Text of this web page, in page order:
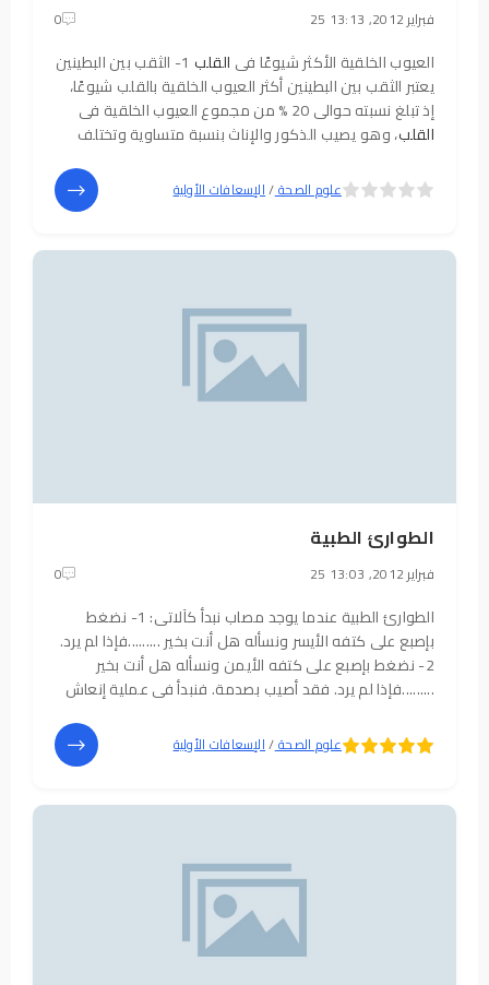
25 فبراير 2012, 13:13 0
العيوب الخلقية الأكثر شيوعًا فى القلب 1- الثقب بين البطينين
يعتبر الثقب بين البطينين أكثر العيوب الخلقية بالقلب شيوعًا،
إذ تبلغ نسبته حوالى 20 % من مجموع العيوب الخلقية فى
القلب، وهو يصيب الذكور والإناث بنسبة متساوية وتختلف
الصغير: لا تظهر علىعلوم الصحة/الإسعافات الأولية
الطوارئ الطبية
25 فبراير 2012, 13:03 0
الطوارئ الطبية عندما يوجد مصاب نبدأ كآلاتى: 1- نضغط
بإصبع على كتفه الأيسر ونسأله هل أنت بخير .........فإذا لم يرد.
2- نضغط بإصبع على كتفه الأيمن ونسأله هل أنت بخير
.........فإذا لم يرد. فقد أصيب بصدمة. فنبدأ فى عملية إنعاش
نضع اليد اليسرى على
علوم الصحة/الإسعافات الأولية